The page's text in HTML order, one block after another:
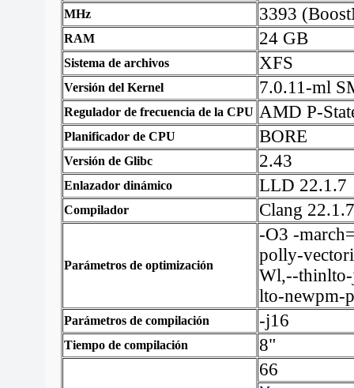
MHz 3393
RAM 24 GB
Sistema de archivos XFS
Versión del Kernel 7.0.11-ml
Regulador de frecuencia de la CPU AMD P-
Planificador de CPU BORE
Versión de Glibc 2.43
Enlazador dinámico LLD 22.1.7
Compilador Clang
Parámetros de optimización
-O3 -
polly-
Wl,--thinlto-
lto-newpm-
Parámetros de compilación -j16
Tiempo de compilación 8"
66